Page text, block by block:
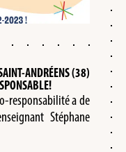
ANDRÉENS (38)
responsabilité a de
Stéphane